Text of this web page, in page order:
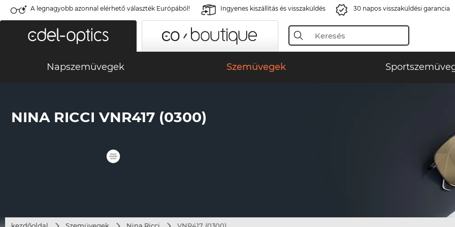
A legnagyobb azonnal elérhető választék Európából! Ingyenes kiszállítás és visszaküldés 30 napos visszaküldési garancia
Napszemüvegek Szemüvegek
NINA RICCI VNR417 (0300)